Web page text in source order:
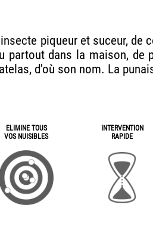
piqueur et suceur, de
partout dans la maison, de
d'où son nom. La
ELIMINE TOUS
VOS NUISIBLES
INTERVENTION
RAPIDE